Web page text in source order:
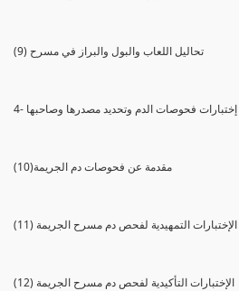
(9) تحاليل اللعاب والبول والبراز في مسرح
4- إختبارات فحوصات الدم وتحديد مصدرها وصاحبها
(10)مقدمة عن فحوصات دم الجريمة
(11) الإختبارات التمهيدية لفحص دم مسرح الجريمة
(12) الإختبارات التأكيدية لفحص دم مسرح الجريمة